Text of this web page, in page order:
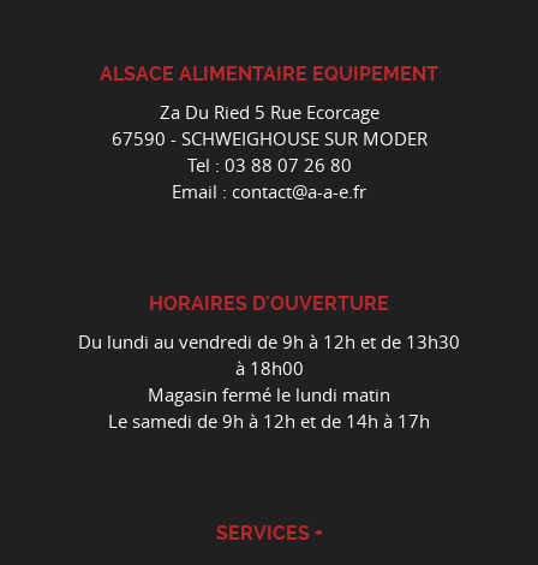
ALSACE ALIMENTAIRE EQUIPEMENT
Za Du Ried 5 Rue Ecorcage
67590 - SCHWEIGHOUSE SUR MODER
Tel : 03 88 07 26 80
Email : contact@a-a-e.fr
HORAIRES D'OUVERTURE
Du lundi au vendredi de 9h à 12h et de 13h30
à 18h00
Magasin fermé le lundi matin
Le samedi de 9h à 12h et de 14h à 17h
SERVICES +